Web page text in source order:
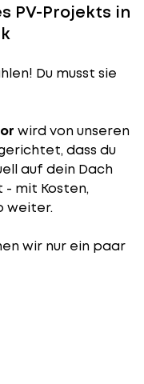
PV-Projekts in
Du musst sie
wird von unseren
dass du
auf dein Dach
- mit Kosten,
weiter.
wir nur ein paar